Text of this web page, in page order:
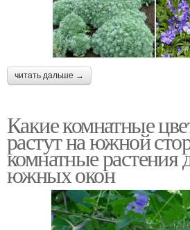
читать дальше →
Какие комнатные
растут на южной
комнатные растения
южных окон